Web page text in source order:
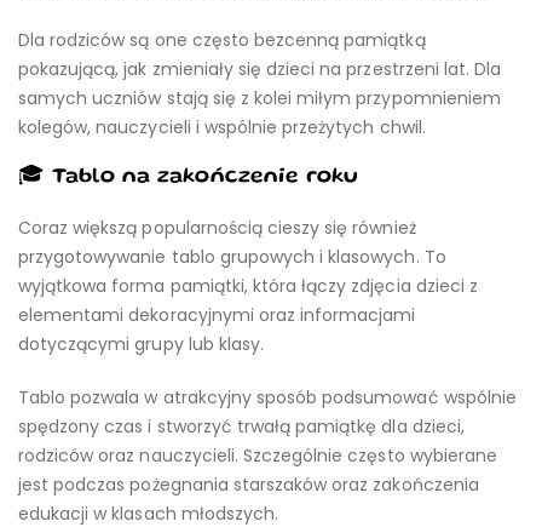
Dla rodziców są one często bezcenną pamiątką
pokazującą, jak zmieniały się dzieci na przestrzeni lat. Dla
samych uczniów stają się z kolei miłym przypomnieniem
kolegów, nauczycieli i wspólnie przeżytych chwil.
🎓 Tablo na zakończenie roku
Coraz większą popularnością cieszy się również
przygotowywanie tablo grupowych i klasowych. To
wyjątkowa forma pamiątki, która łączy zdjęcia dzieci z
elementami dekoracyjnymi oraz informacjami
dotyczącymi grupy lub klasy.
Tablo pozwala w atrakcyjny sposób podsumować wspólnie
spędzony czas i stworzyć trwałą pamiątkę dla dzieci,
rodziców oraz nauczycieli. Szczególnie często wybierane
jest podczas pożegnania starszaków oraz zakończenia
edukacji w klasach młodszych.